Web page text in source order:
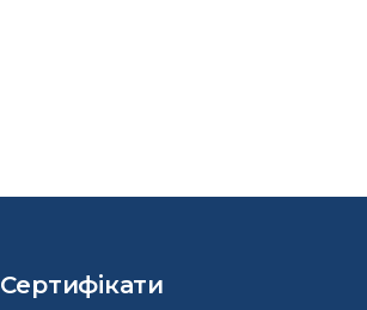
Сертифікати